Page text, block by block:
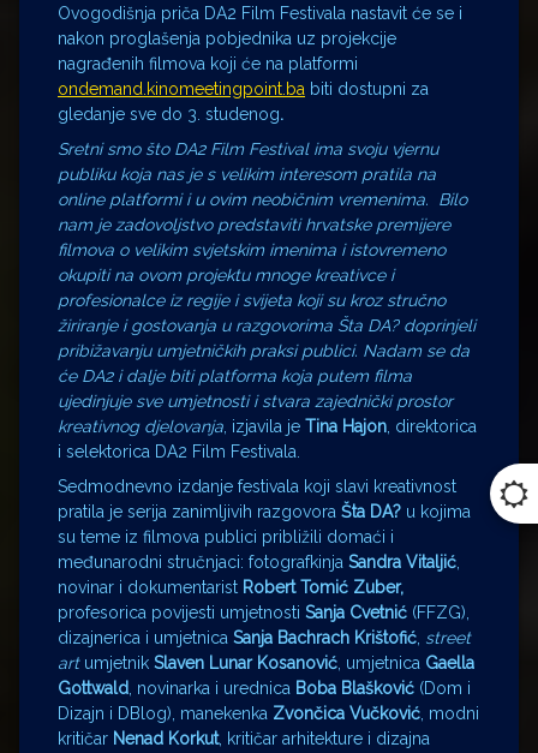
Ovogodišnja priča DA2 Film Festivala nastavit će se i
nakon proglašenja pobjednika uz projekcije
nagrađenih filmova koji će na platformi
ondemand.kinomeetingpoint.ba biti dostupni za
gledanje sve do 3. studenog.
Sretni smo što DA2 Film Festival ima svoju vjernu
publiku koja nas je s velikim interesom pratila na
online platformi i u ovim neobičnim vremenima. Bilo
nam je zadovoljstvo predstaviti hrvatske premijere
filmova o velikim svjetskim imenima i istovremeno
okupiti na ovom projektu mnoge kreativce i
profesionalce iz regije i svijeta koji su kroz stručno
žiriranje i gostovanja u razgovorima Šta DA? doprinjeli
pribižavanju umjetničkih praksi publici. Nadam se da
će DA2 i dalje biti platforma koja putem filma
ujedinjuje sve umjetnosti i stvara zajednički prostor
kreativnog djelovanja , izjavila je Tina Hajon , direktorica
i selektorica DA2 Film Festivala.
Sedmodnevno izdanje festivala koji slavi kreativnost
pratila je serija zanimljivih razgovora Šta DA? u kojima
su teme iz filmova publici približili domaći i
međunarodni stručnjaci: fotografkinja Sandra Vitaljić
novinar i dokumentarist Robert Tomić Zuber,
profesorica povijesti umjetnosti Sanja Cvetnić (FFZG),
dizajnerica i umjetnica Sanja Bachrach Krištofić street
art umjetnik Slaven Lunar Kosanović , umjetnica Gaella
Gottwald , novinarka i urednica Boba Blašković (Dom i
Dizajn i DBlog), manekenka Zvončica Vučković , modni
kritičar Nenad Korkut, kritičar arhitekture i dizajna